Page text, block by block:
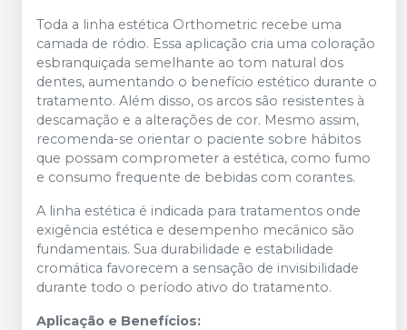
Toda a linha estética Orthometric recebe uma
camada de ródio. Essa aplicação cria uma coloração
esbranquiçada semelhante ao tom natural dos
dentes, aumentando o benefício estético durante o
tratamento. Além disso, os arcos são resistentes à
descamação e a alterações de cor. Mesmo assim,
recomenda-se orientar o paciente sobre hábitos
que possam comprometer a estética, como fumo
e consumo frequente de bebidas com corantes.
A linha estética é indicada para tratamentos onde
exigência estética e desempenho mecânico são
fundamentais. Sua durabilidade e estabilidade
cromática favorecem a sensação de invisibilidade
durante todo o período ativo do tratamento.
Aplicação e Benefícios: